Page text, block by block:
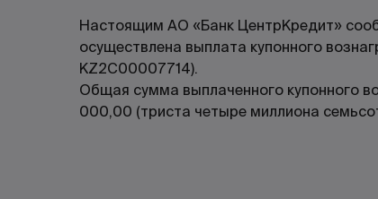
Настоящим АО «Банк ЦентрКредит»
осуществлена выплата купонного
KZ2C00007714).
Общая сумма выплаченного купонного
000,00 (триста четыре миллиона